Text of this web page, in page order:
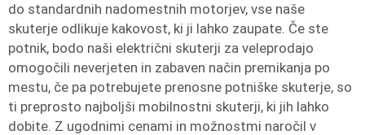
do standardnih nadomestnih motorjev, vse naše
skuterje odlikuje kakovost, ki ji lahko zaupate. Če ste
potnik, bodo naši električni skuterji za veleprodajo
omogočili neverjeten in zabaven način premikanja po
mestu, če pa potrebujete prenosne potniške skuterje, so
ti preprosto najboljši mobilnostni skuterji, ki jih lahko
dobite. Z ugodnimi cenami in možnostmi naročil v